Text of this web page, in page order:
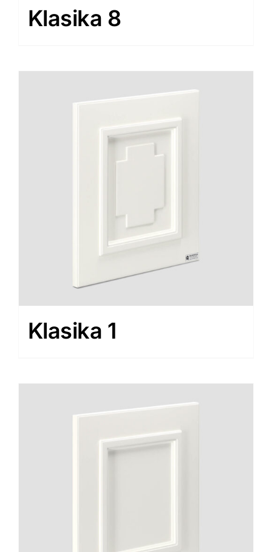
Klasika 8
Klasika 1